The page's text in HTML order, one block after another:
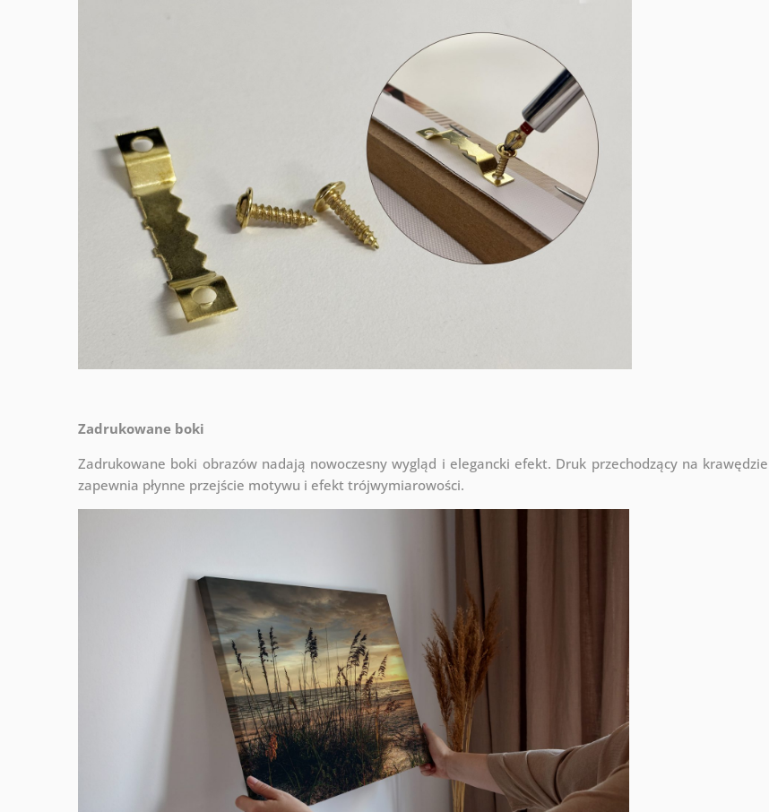
Zadrukowane boki
Zadrukowane boki obrazów nadają nowoczesny wygląd i elegancki efekt. Druk przechodzący na krawędzie
zapewnia płynne przejście motywu i efekt trójwymiarowości.